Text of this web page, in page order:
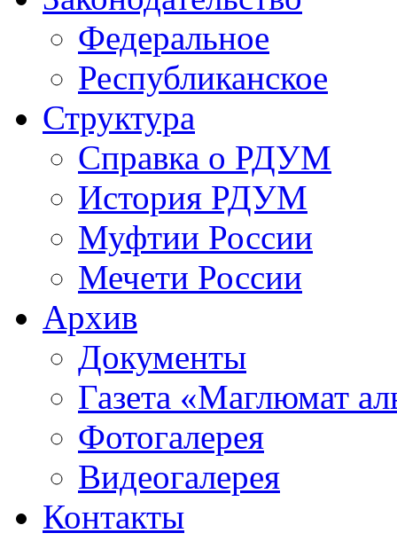
Федеральное
Республиканское
Структура
Справка о РДУМ
История РДУМ
Муфтии России
Мечети России
Архив
Документы
Газета «Маглюмат
Фотогалерея
Видеогалерея
Контакты